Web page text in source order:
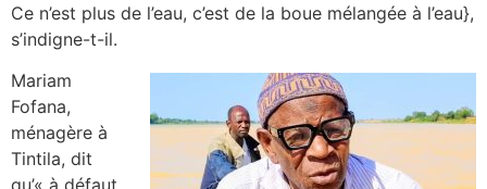
Ce n’est plus de l’eau, c’est de la boue mélangée à l’eau},
s’indigne-t-il.
Mariam
Fofana,
ménagère à
Tintila, dit